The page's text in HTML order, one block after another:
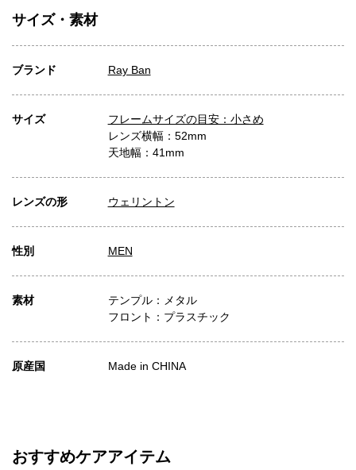
サイズ・素材
ブランド Ray Ban
サイズ
フレームサイズの目安：小さめ
レンズ横幅：52mm
天地幅：41mm
レンズの形 ウェリントン
性別 MEN
素材
テンプル：メタル
フロント：プラスチック
原産国 Made in CHINA
おすすめケアアイテム